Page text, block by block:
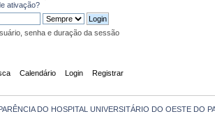
ativação?
senha e duração da sessão
Calendário Login Registrar
DO HOSPITAL UNIVERSITÁRIO DO OESTE DO